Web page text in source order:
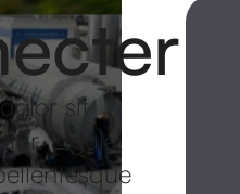
sit
Ligula